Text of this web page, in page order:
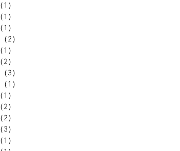
（1）
（1）
（1）
（2）
（1）
（2）
（3）
（1）
（1）
（2）
（2）
（3）
（1）